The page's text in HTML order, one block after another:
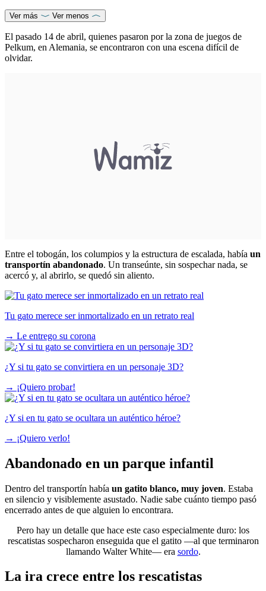
Ver más Ver menos
El pasado 14 de abril, quienes pasaron por la zona de juegos de
Pelkum, en Alemania, se encontraron con una escena difícil de
olvidar.
Entre el tobogán, los columpios y la estructura de escalada, había un
transportín abandonado. Un transeúnte, sin sospechar nada, se
acercó y, al abrirlo, se quedó sin aliento.
Tu gato merece ser inmortalizado en un retrato real
→ Le entrego su corona
¿Y si tu gato se convirtiera en un personaje 3D?
→ ¡Quiero probar!
¿Y si en tu gato se ocultara un auténtico héroe?
→ ¡Quiero verlo!
Abandonado en un parque infantil
Dentro del transportín había un gatito blanco, muy joven. Estaba
en silencio y visiblemente asustado. Nadie sabe cuánto tiempo pasó
encerrado antes de que alguien lo encontrara.
Pero hay un detalle que hace este caso especialmente duro: los
rescatistas sospecharon enseguida que el gatito —al que terminaron
llamando Walter White— era sordo.
La ira crece entre los rescatistas